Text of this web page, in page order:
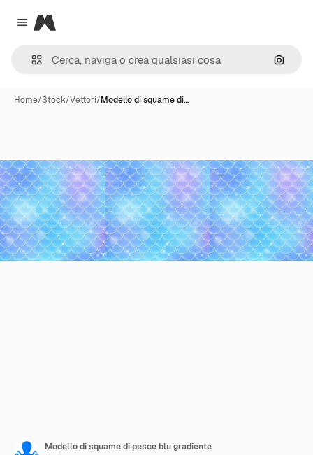
Close menu
Magnific
Cerca
Home/Stock/Vettori/Modello di squame di…
Modello di squame di pesce blu gradiente